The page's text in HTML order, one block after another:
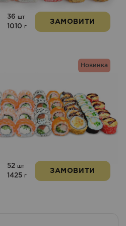
36 шт
1010 г
ЗАМОВИТИ
Новинка
52 шт
1425 г
ЗАМОВИТИ